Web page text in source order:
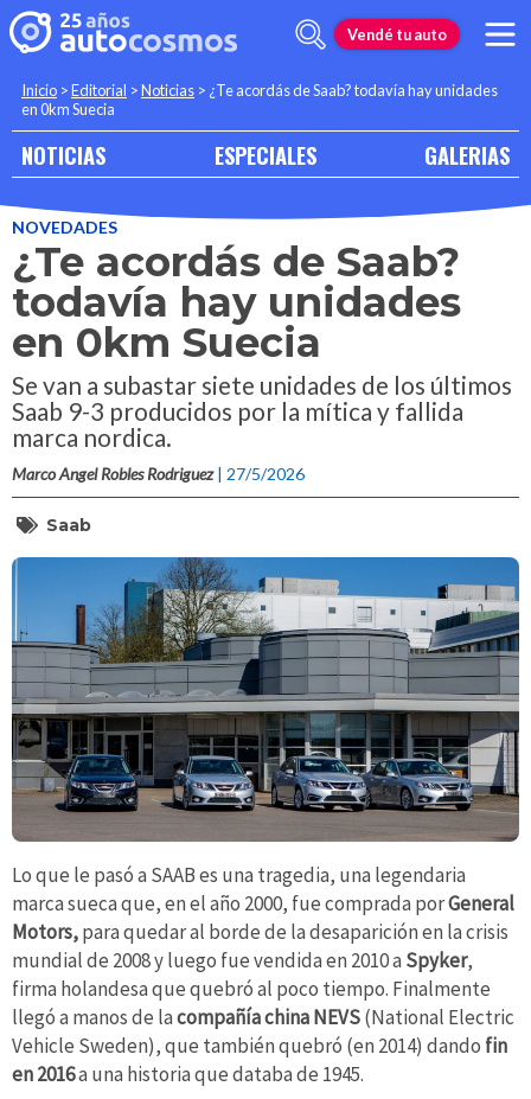
Vendé tu auto
Inicio >Editorial >Noticias > ¿Te acordás de Saab? todavía hay unidades
en 0km Suecia
NOTICIAS ESPECIALES GALERIAS
NOVEDADES
¿Te acordás de Saab?
todavía hay unidades
en 0km Suecia
Se van a subastar siete unidades de los últimos
Saab 9-3 producidos por la mítica y fallida
marca nordica.
Marco Angel Robles Rodriguez | 27/5/2026
Saab
Lo que le pasó a SAAB es una tragedia, una legendaria
marca sueca que, en el año 2000, fue comprada porGeneral
Motors,para quedar al borde de la desaparición en la crisis
mundial de 2008 y luego fue vendida en 2010 a Spyker,
firma holandesa que quebró al poco tiempo. Finalmente
llegó a manos de lacompañía china NEVS(National Electric
Vehicle Sweden), que también quebró (en 2014) dando fin
en 2016a una historia que databa de 1945.